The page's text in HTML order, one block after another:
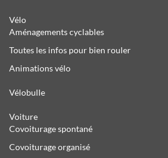
Vélo
Aménagements cyclables
Toutes les infos pour bien rouler
Animations vélo
Vélobulle
Voiture
Covoiturage spontané
Covoiturage organisé